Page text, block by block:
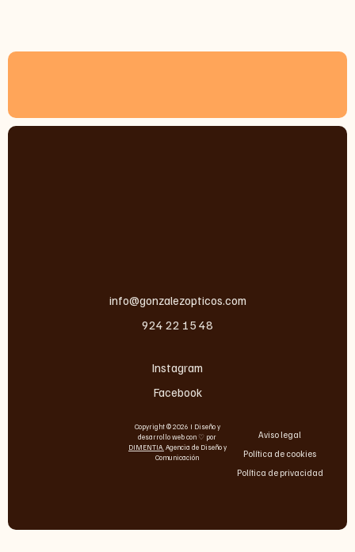
info@gonzalezopticos.com
924 22 15 48
Instagram
Facebook
Copyright © 2026 I Diseño y
desarrollo web con ♡ por
DIMENTIA. Agencia de Diseño y
Comunicación
Aviso legal
Política de cookies
Política de privacidad